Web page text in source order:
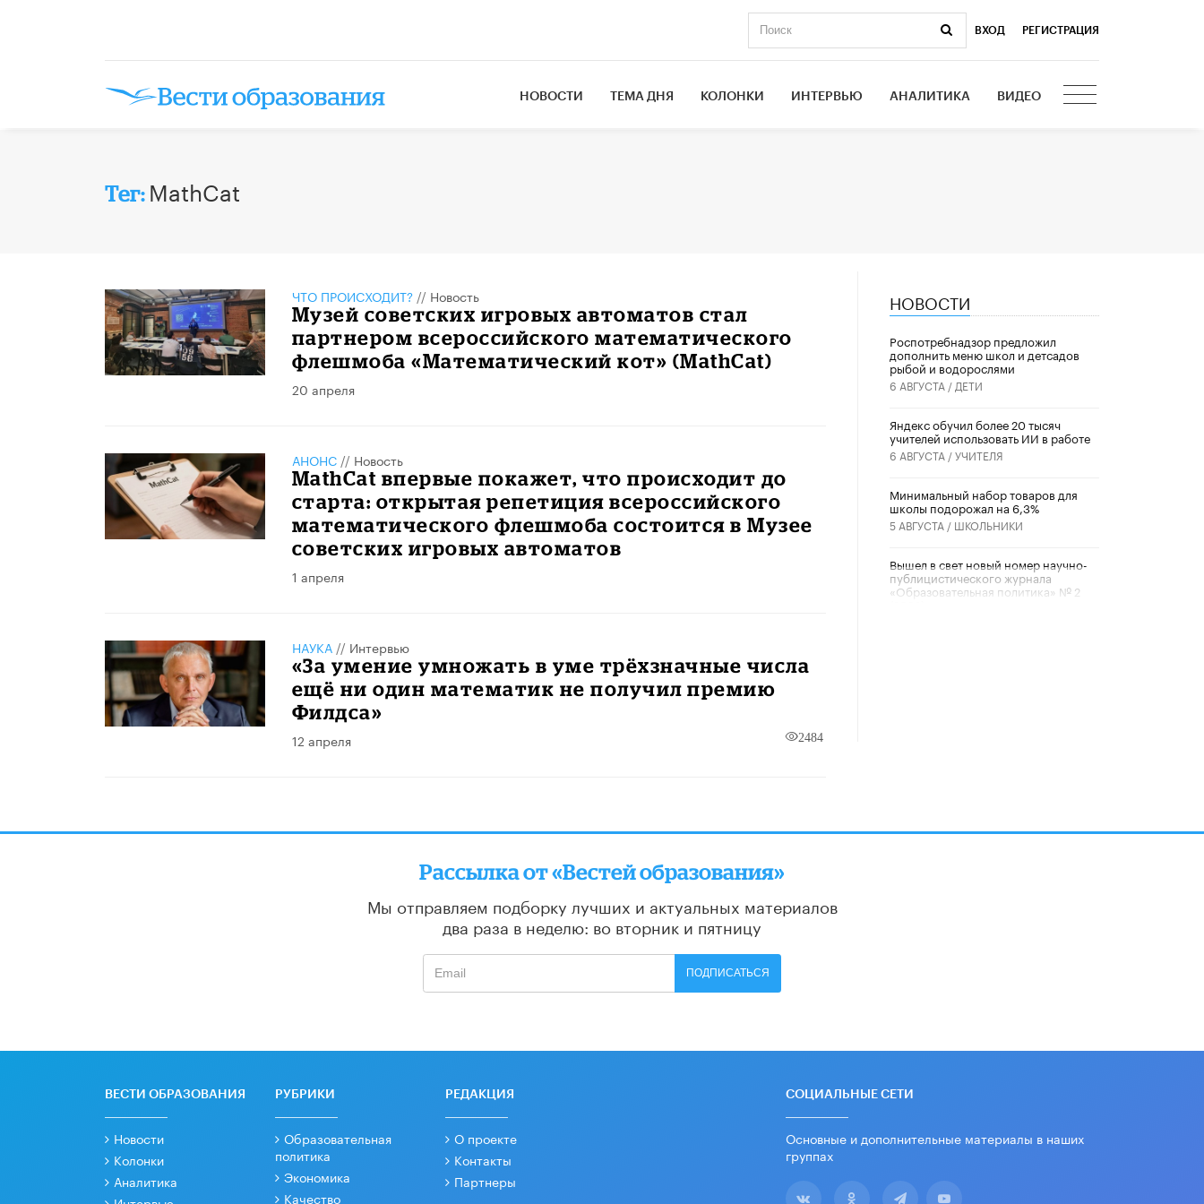
ВХОД РЕГИСТРАЦИЯ
НОВОСТИ ТЕМА ДНЯ КОЛОНКИ ИНТЕРВЬЮ АНАЛИТИКА ВИДЕО
Тег: MathCat
ЧТО ПРОИСХОДИТ?// Новость
Музей советских игровых автоматов стал
партнером всероссийского математического
флешмоба «Математический кот» (MathCat)
20 апреля
АНОНС// Новость
MathCat впервые покажет, что происходит до
старта: открытая репетиция всероссийского
математического флешмоба состоится в Музее
советских игровых автоматов
1 апреля
НАУКА// Интервью
«За умение умножать в уме трёхзначные числа
ещё ни один математик не получил премию
Филдса»
12 апреля 2484
НОВОСТИ
Роспотребнадзор предложил
дополнить меню школ и детсадов
рыбой и водорослями
6 АВГУСТА / ДЕТИ
​Яндекс обучил более 20 тысяч
учителей использовать ИИ в работе
6 АВГУСТА /УЧИТЕЛЯ
Минимальный набор товаров для
школы подорожал на 6,3%
5 АВГУСТА / ШКОЛЬНИКИ
Вышел в свет новый номер научно-
публицистического журнала
«Образовательная политика» № 2
нейросети
соберет более 60 артистов
16 ИЮНЯ /АНАЛИТИКА
обязательные уроки каллиграфии в
Рассылка от «Вестей образования»
Мы отправляем подборку лучших и актуальных материалов
два раза в неделю: во вторник и пятницу
ПОДПИСАТЬСЯ
ВЕСТИ ОБРАЗОВАНИЯ
Новости
Колонки
Аналитика
РУБРИКИ
Образовательная
политика
Экономика
Качество
РЕДАКЦИЯ
О проекте
Контакты
Партнеры
СОЦИАЛЬНЫЕ СЕТИ
Основные и дополнительные материалы в наших
группах